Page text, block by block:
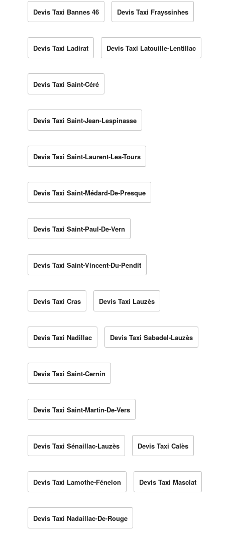
Devis Taxi Bannes 46 Devis Taxi Frayssinhes
Devis Taxi Ladirat Devis Taxi Latouille-Lentillac
Devis Taxi Saint-Céré
Devis Taxi Saint-Jean-Lespinasse
Devis Taxi Saint-Laurent-Les-Tours
Devis Taxi Saint-Médard-De-Presque
Devis Taxi Saint-Paul-De-Vern
Devis Taxi Saint-Vincent-Du-Pendit
Devis Taxi Cras Devis Taxi Lauzès
Devis Taxi Nadillac Devis Taxi Sabadel-Lauzès
Devis Taxi Saint-Cernin
Devis Taxi Saint-Martin-De-Vers
Devis Taxi Sénaillac-Lauzès Devis Taxi Calès
Devis Taxi Lamothe-Fénelon Devis Taxi Masclat
Devis Taxi Nadaillac-De-Rouge